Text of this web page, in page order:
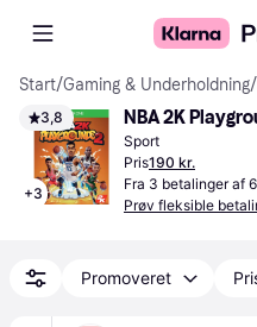
Start/Gaming & Underholdning/
3,8
+3
NBA 2K
Sport
Pris190 kr.
Fra 3 betalinger af
Prøv fleksible
Promoveret